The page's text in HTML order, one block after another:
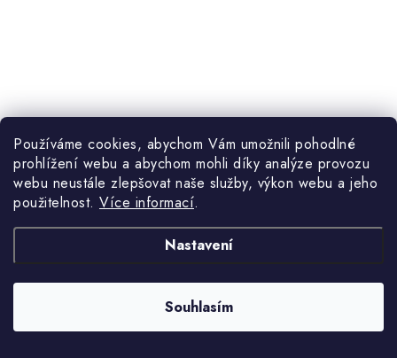
Používáme cookies, abychom Vám umožnili pohodlné
prohlížení webu a abychom mohli díky analýze provozu
webu neustále zlepšovat naše služby, výkon webu a jeho
použitelnost. Více informací.
Nastavení
Souhlasím
3-6 týdnů
679 Kč
Bílý a červený koberec s perským vzorem.